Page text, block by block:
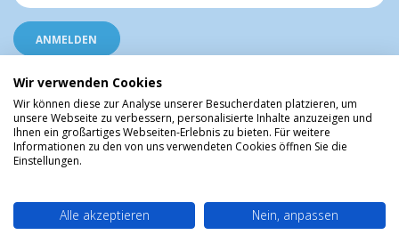
Religiöse Artikel aus Lourdes © Christliche Geschenke und Devotionalien aus
dem Heiligtum von Lourdes, Frankreich
Wir verwenden Cookies
Wir können diese zur Analyse unserer Besucherdaten platzieren, um
unsere Webseite zu verbessern, personalisierte Inhalte anzuzeigen und
Ihnen ein großartiges Webseiten-Erlebnis zu bieten. Für weitere
Informationen zu den von uns verwendeten Cookies öffnen Sie die
Einstellungen.
Alle akzeptieren Nein, anpassen